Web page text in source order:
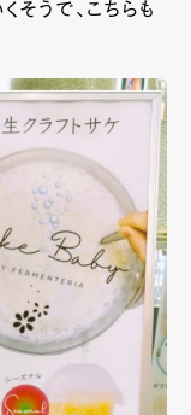
そうで、こちらも